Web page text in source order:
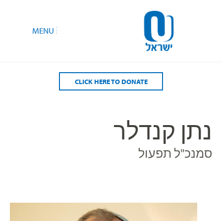
CLICK HERE TO DONATE
נתן קנדלר
סמנכ"ל תפעול